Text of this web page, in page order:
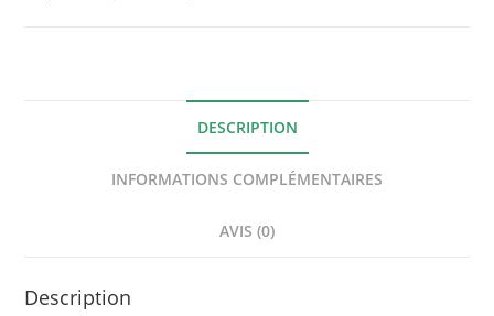
DESCRIPTION
INFORMATIONS COMPLÉMENTAIRES
AVIS (0)
Description